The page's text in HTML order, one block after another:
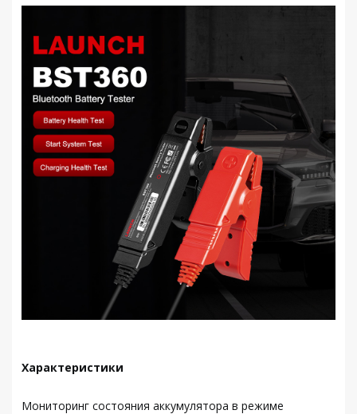
Характеристики
Мониторинг состояния аккумулятора в режиме